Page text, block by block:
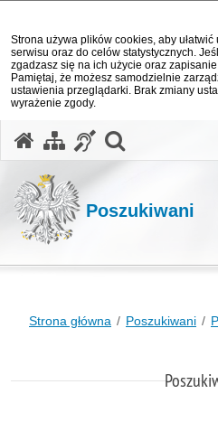
Strona używa plików cookies, aby
serwisu oraz do celów statystycznych.
zgadzasz się na ich użycie oraz
Pamiętaj, że możesz samodzielnie
ustawienia przeglądarki. Brak zmiany
wyrażenie zgody.
Poszukiwani
Strona główna Poszukiwani